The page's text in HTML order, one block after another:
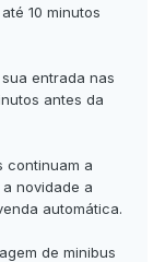
10 minutos
entrada nas
antes da
continuam a
novidade a
automática.
de minibus